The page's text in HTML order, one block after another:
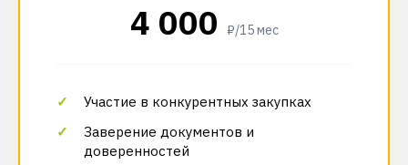
4 000 ₽/15 мес
Участие в конкурентных закупках
Заверение документов и
доверенностей